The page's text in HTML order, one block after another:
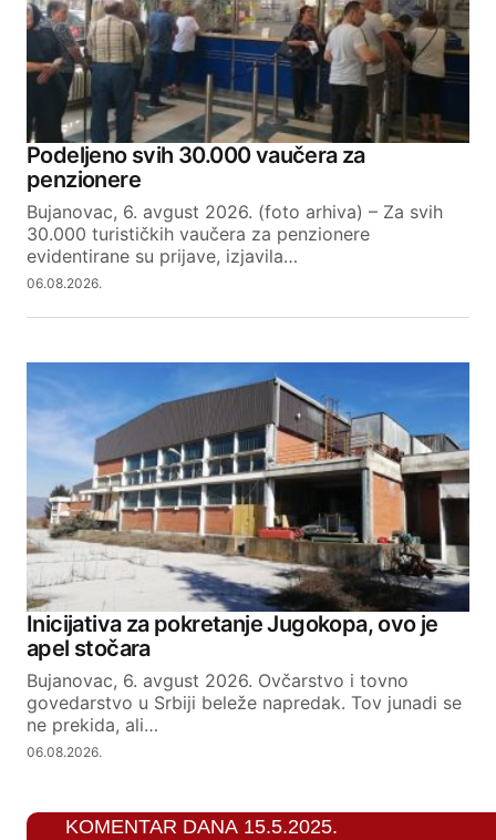
Podeljeno svih 30.000 vaučera za
penzionere
Bujanovac, 6. avgust 2026. (foto arhiva) – Za svih
30.000 turističkih vaučera za penzionere
evidentirane su prijave, izjavila…
06.08.2026.
Inicijativa za pokretanje Jugokopa, ovo je
apel stočara
Bujanovac, 6. avgust 2026. Ovčarstvo i tovno
govedarstvo u Srbiji beleže napredak. Tov junadi se
ne prekida, ali…
06.08.2026.
KOMENTAR DANA 15.5.2025.